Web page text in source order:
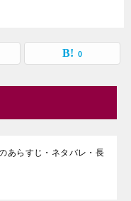
0
あらすじ・ネタバレ・長